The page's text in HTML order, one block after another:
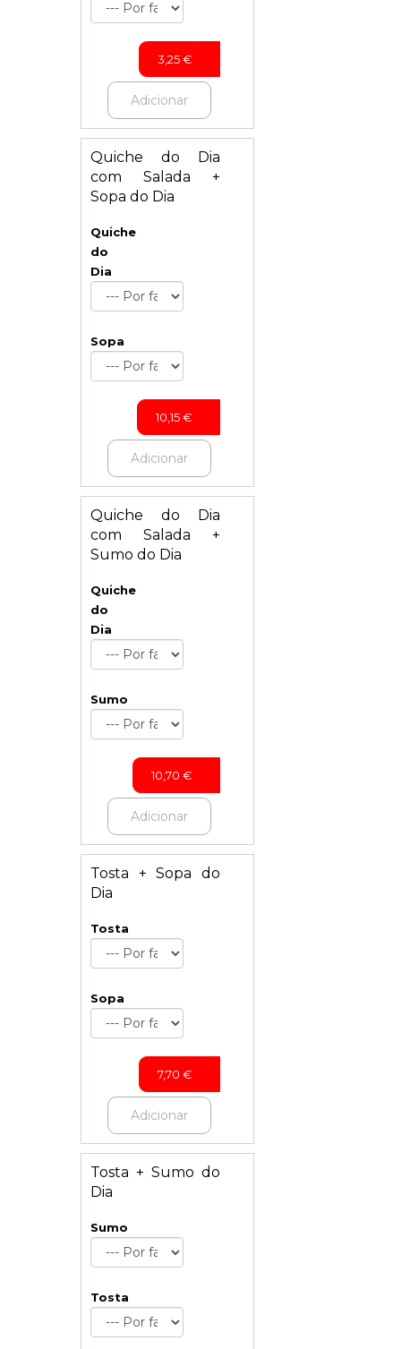
3,25€
Adicionar
Quiche do Dia
com Salada +
Sopa do Dia
Quiche
do
Dia
Sopa
10,15€
Adicionar
Quiche do Dia
com Salada +
Sumo do Dia
Quiche
do
Dia
Sumo
10,70 €
Adicionar
Tosta + Sopa do
Dia
Tosta
Sopa
7,70 €
Adicionar
Tosta + Sumo do
Dia
Sumo
Tosta